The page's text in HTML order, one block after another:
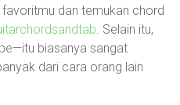
dan temukan chord
. Selain itu,
biasanya sangat
dari cara orang lain